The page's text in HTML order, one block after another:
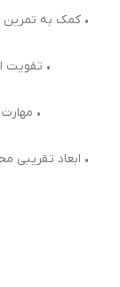
• کمک به تمرین
• تقویت
•
• ابعاد تقریبی محصول طول 14.5 عرض